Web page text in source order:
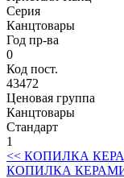
Серия
Канцтовары
Год пр-ва
0
Код пост.
43472
Ценовая группа
Канцтовары
Стандарт
1
<< КОПИЛКА
КОПИЛКА